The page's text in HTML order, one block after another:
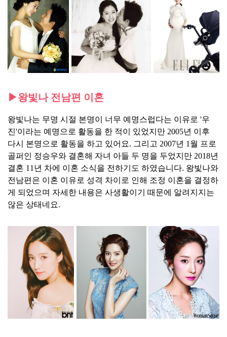
▶왕빛나 전남편 이혼
왕빛나는 무명 시절 본명이 너무 예명스럽다는 이유로 '우
진'이라는 예명으로 활동을 한 적이 있었지만 2005년 이후
다시 본명으로 활동을 하고 있어요. 그리고 2007년 1월 프로
골퍼인 정승우와 결혼해 자녀 아들 두 명을 두었지만 2018년
결혼 11년 차에 이혼 소식을 전하기도 하였습니다. 왕빛나와
전남편은 이혼 이유로 성격 차이로 인해 조정 이혼을 결정하
게 되었으며 자세한 내용은 사생활이기 때문에 알려지지는
않은 상태네요.